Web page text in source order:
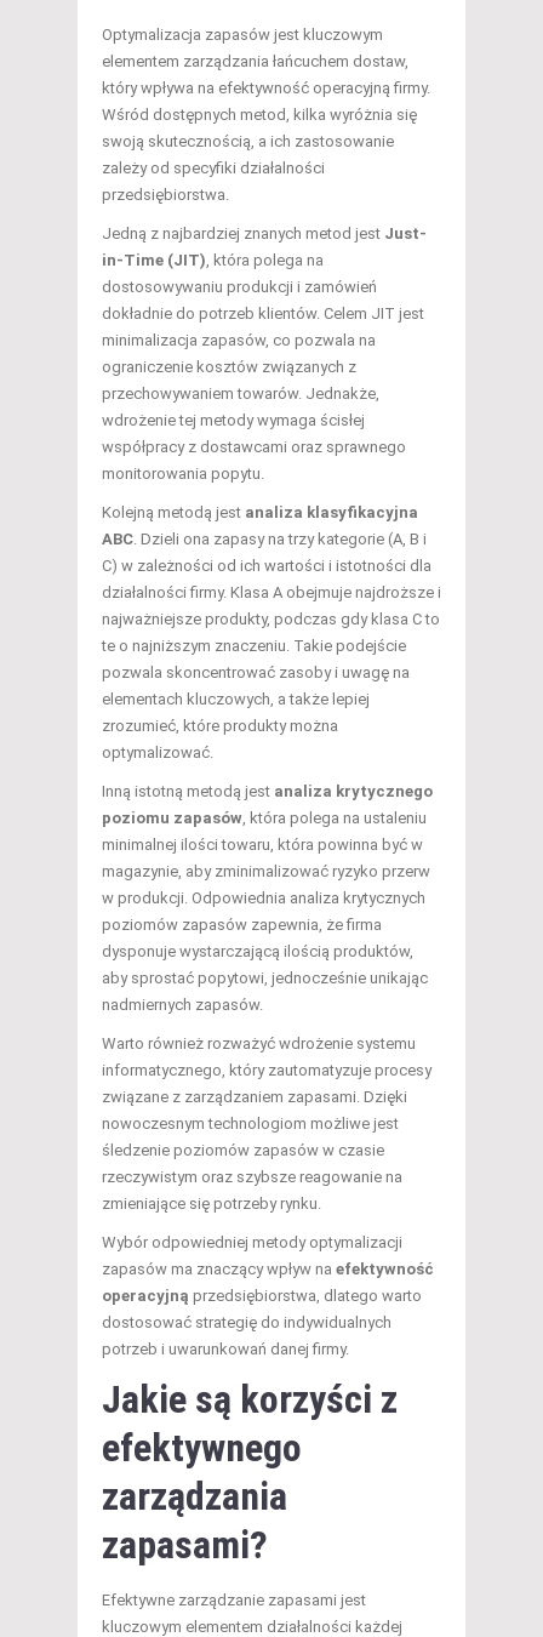
Optymalizacja zapasów jest kluczowym
elementem zarządzania łańcuchem dostaw,
który wpływa na efektywność operacyjną firmy.
Wśród dostępnych metod, kilka wyróżnia się
swoją skutecznością, a ich zastosowanie
zależy od specyfiki działalności
przedsiębiorstwa.
Jedną z najbardziej znanych metod jest Just-
in-Time (JIT) , która polega na
dostosowywaniu produkcji i zamówień
dokładnie do potrzeb klientów. Celem JIT jest
minimalizacja zapasów, co pozwala na
ograniczenie kosztów związanych z
przechowywaniem towarów. Jednakże,
wdrożenie tej metody wymaga ścisłej
współpracy z dostawcami oraz sprawnego
monitorowania popytu.
Kolejną metodą jest analiza klasyfikacyjna
ABC . Dzieli ona zapasy na trzy kategorie (A, B i
C) w zależności od ich wartości i istotności dla
działalności firmy. Klasa A obejmuje najdroższe i
najważniejsze produkty, podczas gdy klasa C to
te o najniższym znaczeniu. Takie podejście
pozwala skoncentrować zasoby i uwagę na
elementach kluczowych, a także lepiej
zrozumieć, które produkty można
optymalizować.
Inną istotną metodą jest analiza krytycznego
poziomu zapasów , która polega na ustaleniu
minimalnej ilości towaru, która powinna być w
magazynie, aby zminimalizować ryzyko przerw
w produkcji. Odpowiednia analiza krytycznych
poziomów zapasów zapewnia, że firma
dysponuje wystarczającą ilością produktów,
aby sprostać popytowi, jednocześnie unikając
nadmiernych zapasów.
Warto również rozważyć wdrożenie systemu
informatycznego, który zautomatyzuje procesy
związane z zarządzaniem zapasami. Dzięki
nowoczesnym technologiom możliwe jest
śledzenie poziomów zapasów w czasie
rzeczywistym oraz szybsze reagowanie na
zmieniające się potrzeby rynku.
Wybór odpowiedniej metody optymalizacji
zapasów ma znaczący wpływ na efektywność
operacyjną przedsiębiorstwa, dlatego warto
dostosować strategię do indywidualnych
potrzeb i uwarunkowań danej firmy.
Jakie są korzyści z
efektywnego
zarządzania
zapasami?
Efektywne zarządzanie zapasami jest
kluczowym elementem działalności każdej